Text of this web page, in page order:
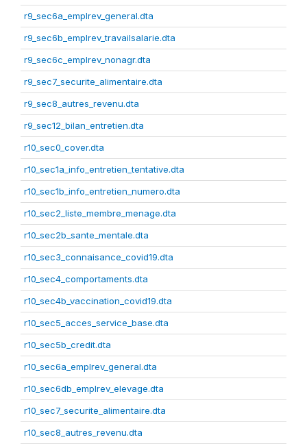
r9_sec6a_emplrev_general.dta
r9_sec6b_emplrev_travailsalarie.dta
r9_sec6c_emplrev_nonagr.dta
r9_sec7_securite_alimentaire.dta
r9_sec8_autres_revenu.dta
r9_sec12_bilan_entretien.dta
r10_sec0_cover.dta
r10_sec1a_info_entretien_tentative.dta
r10_sec1b_info_entretien_numero.dta
r10_sec2_liste_membre_menage.dta
r10_sec2b_sante_mentale.dta
r10_sec3_connaisance_covid19.dta
r10_sec4_comportaments.dta
r10_sec4b_vaccination_covid19.dta
r10_sec5_acces_service_base.dta
r10_sec5b_credit.dta
r10_sec6a_emplrev_general.dta
r10_sec6db_emplrev_elevage.dta
r10_sec7_securite_alimentaire.dta
r10_sec8_autres_revenu.dta